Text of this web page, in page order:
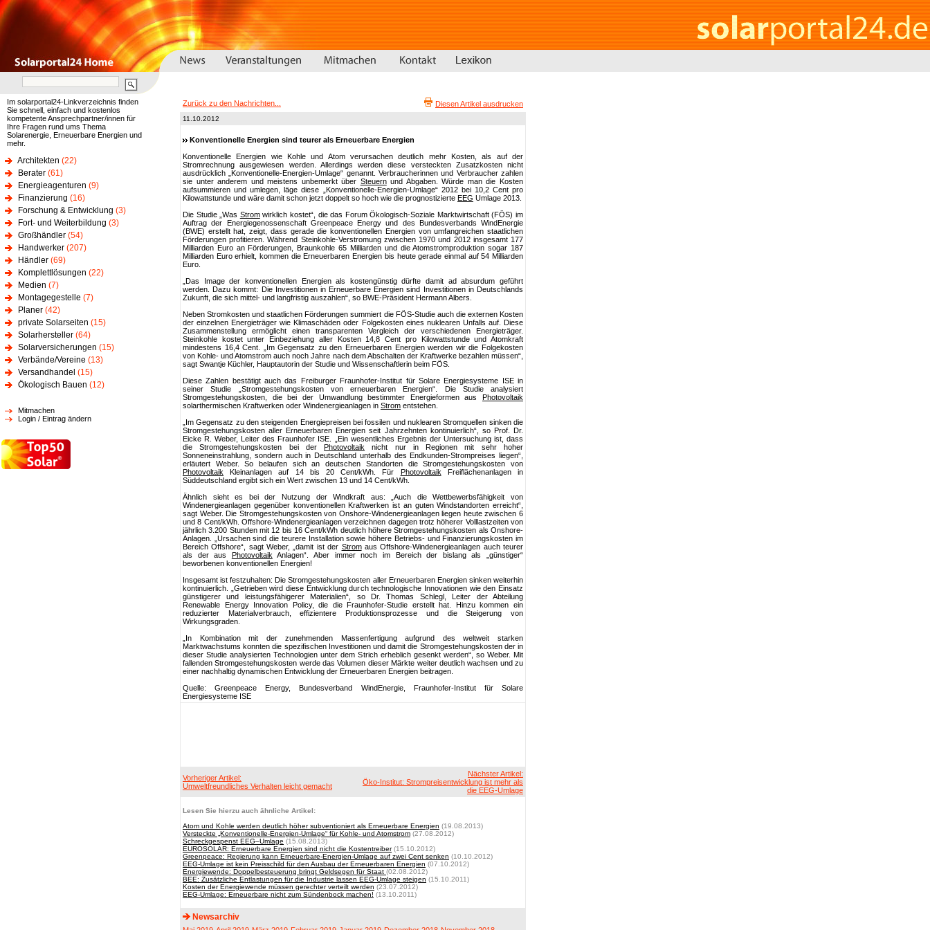
Im solarportal24-Linkverzeichnis finden
Sie schnell, einfach und kostenlos
kompetente Ansprechpartner/innen für
Ihre Fragen rund ums Thema
Solarenergie, Erneuerbare Energien und
mehr.
Architekten (22)
Berater (61)
Energieagenturen (9)
Finanzierung (16)
Forschung & Entwicklung (3)
Fort- und Weiterbildung (3)
Großhändler (54)
Handwerker (207)
Händler (69)
Komplettlösungen (22)
Medien (7)
Montagegestelle (7)
Planer (42)
private Solarseiten (15)
Solarhersteller (64)
Solarversicherungen (15)
Verbände/Vereine (13)
Versandhandel (15)
Ökologisch Bauen (12)
Mitmachen
Login / Eintrag ändern
Zurück zu den Nachrichten... Diesen Artikel ausdrucken
11.10.2012
Konventionelle Energien sind teurer als Erneuerbare Energien
Konventionelle Energien wie Kohle und Atom verursachen deutlich mehr Kosten, als auf der
Stromrechnung ausgewiesen werden. Allerdings werden diese versteckten Zusatzkosten nicht
ausdrücklich „Konventionelle-Energien-Umlage“ genannt. Verbraucherinnen und Verbraucher zahlen
sie unter anderem und meistens unbemerkt über Steuernund Abgaben. Würde man die Kosten
aufsummieren und umlegen, läge diese „Konventionelle-Energien-Umlage“ 2012 bei 10,2 Cent pro
Kilowattstunde und wäre damit schon jetzt doppelt so hoch wie die prognostizierte EEG Umlage 2013.
Die Studie „Was Stromwirklich kostet“, die das Forum Ökologisch-Soziale Marktwirtschaft (FÖS) im
Auftrag der Energiegenossenschaft Greenpeace Energy und des Bundesverbands WindEnergie
(BWE) erstellt hat, zeigt, dass gerade die konventionellen Energien von umfangreichen staatlichen
Förderungen profitieren. Während Steinkohle-Verstromung zwischen 1970 und 2012 insgesamt 177
Milliarden Euro an Förderungen, Braunkohle 65 Milliarden und die Atomstromproduktion sogar 187
Milliarden Euro erhielt, kommen die Erneuerbaren Energien bis heute gerade einmal auf 54 Milliarden
Euro.
„Das Image der konventionellen Energien als kostengünstig dürfte damit ad absurdum geführt
werden. Dazu kommt: Die Investitionen in Erneuerbare Energien sind Investitionen in Deutschlands
Zukunft, die sich mittel- und langfristig auszahlen“, so BWE-Präsident Hermann Albers.
Neben Stromkosten und staatlichen Förderungen summiert die FÖS-Studie auch die externen Kosten
der einzelnen Energieträger wie Klimaschäden oder Folgekosten eines nuklearen Unfalls auf. Diese
Zusammenstellung ermöglicht einen transparenten Vergleich der verschiedenen Energieträger.
Steinkohle kostet unter Einbeziehung aller Kosten 14,8 Cent pro Kilowattstunde und Atomkraft
mindestens 16,4 Cent. „Im Gegensatz zu den Erneuerbaren Energien werden wir die Folgekosten
von Kohle- und Atomstrom auch noch Jahre nach dem Abschalten der Kraftwerke bezahlen müssen“,
sagt Swantje Küchler, Hauptautorin der Studie und Wissenschaftlerin beim FÖS.
Diese Zahlen bestätigt auch das Freiburger Fraunhofer-Institut für Solare Energiesysteme ISE in
seiner Studie „Stromgestehungskosten von erneuerbaren Energien“. Die Studie analysiert
Stromgestehungskosten, die bei der Umwandlung bestimmter Energieformen aus Photovoltaik
solarthermischen Kraftwerken oder Windenergieanlagen in Strom entstehen.
„Im Gegensatz zu den steigenden Energiepreisen bei fossilen und nuklearen Stromquellen sinken die
Stromgestehungskosten aller Erneuerbaren Energien seit Jahrzehnten kontinuierlich“, so Prof. Dr.
Eicke R. Weber, Leiter des Fraunhofer ISE. „Ein wesentliches Ergebnis der Untersuchung ist, dass
die Stromgestehungskosten bei derPhotovoltaik nicht nur in Regionen mit sehr hoher
Sonneneinstrahlung, sondern auch in Deutschland unterhalb des Endkunden-Strompreises liegen“,
erläutert Weber. So belaufen sich an deutschen Standorten die Stromgestehungskosten von
Photovoltaik Kleinanlagen auf 14 bis 20 Cent/kWh. Für Photovoltaik Freiflächenanlagen in
Süddeutschland ergibt sich ein Wert zwischen 13 und 14 Cent/kWh.
Ähnlich sieht es bei der Nutzung der Windkraft aus: „Auch die Wettbewerbsfähigkeit von
Windenergieanlagen gegenüber konventionellen Kraftwerken ist an guten Windstandorten erreicht“,
sagt Weber. Die Stromgestehungskosten von Onshore-Windenergieanlagen liegen heute zwischen 6
und 8 Cent/kWh. Offshore-Windenergieanlagen verzeichnen dagegen trotz höherer Volllastzeiten von
jährlich 3.200 Stunden mit 12 bis 16 Cent/kWh deutlich höhere Stromgestehungskosten als Onshore-
Anlagen. „Ursachen sind die teurere Installation sowie höhere Betriebs- und Finanzierungskosten im
Bereich Offshore“, sagt Weber, „damit ist der Stromaus Offshore-Windenergieanlagen auch teurer
als der aus Photovoltaik Anlagen“. Aber immer noch im Bereich der bislang als „günstiger“
beworbenen konventionellen Energien!
Insgesamt ist festzuhalten: Die Stromgestehungskosten aller Erneuerbaren Energien sinken weiterhin
kontinuierlich. „Getrieben wird diese Entwicklung durch technologische Innovationen wie den Einsatz
günstigerer und leistungsfähigerer Materialien“, so Dr. Thomas Schlegl, Leiter der Abteilung
Renewable Energy Innovation Policy, die die Fraunhofer-Studie erstellt hat. Hinzu kommen ein
reduzierter Materialverbrauch, effizientere Produktionsprozesse und die Steigerung von
Wirkungsgraden.
„In Kombination mit der zunehmenden Massenfertigung aufgrund des weltweit starken
Marktwachstums konnten die spezifischen Investitionen und damit die Stromgestehungskosten der in
dieser Studie analysierten Technologien unter dem Strich erheblich gesenkt werden“, so Weber. Mit
fallenden Stromgestehungskosten werde das Volumen dieser Märkte weiter deutlich wachsen und zu
einer nachhaltig dynamischen Entwicklung der Erneuerbaren Energien beitragen.
Quelle: Greenpeace Energy, Bundesverband WindEnergie, Fraunhofer-Institut für Solare
Energiesysteme ISE
Vorheriger Artikel:
Umweltfreundliches Verhalten leicht gemacht
Nächster Artikel:
Öko-Institut: Strompreisentwicklung ist mehr als
die EEG-Umlage
Lesen Sie hierzu auch ähnliche Artikel:
Atom und Kohle werden deutlich höher subventioniert als Erneuerbare Energien (19.08.2013)
Versteckte „Konventionelle-Energien-Umlage“ für Kohle- und Atomstrom (27.08.2012)
Schreckgespenst EEG–Umlage (15.08.2013)
EUROSOLAR: Erneuerbare Energien sind nicht die Kostentreiber(15.10.2012)
Greenpeace: Regierung kann Erneuerbare-Energien-Umlage auf zwei Cent senken (10.10.2012)
EEG-Umlage ist kein Preisschild für den Ausbau der Erneuerbaren Energien (07.10.2012)
Energiewende: Doppelbesteuerung bringt Geldsegen für Staat (02.08.2012)
BEE: Zusätzliche Entlastungen für die Industrie lassen EEG-Umlage steigen (15.10.2011)
Kosten der Energiewende müssen gerechter verteilt werden (23.07.2012)
EEG-Umlage: Erneuerbare nicht zum Sündenbock machen! (13.10.2011)
Newsarchiv